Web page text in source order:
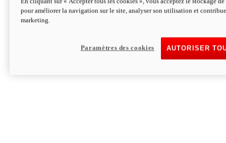
Hypermotard V2 SP 100
Découvrez-le
pour améliorer la navigation sur le site, analyser son utilisation et
marketing.
AUTORISER
Paramètres des cookies